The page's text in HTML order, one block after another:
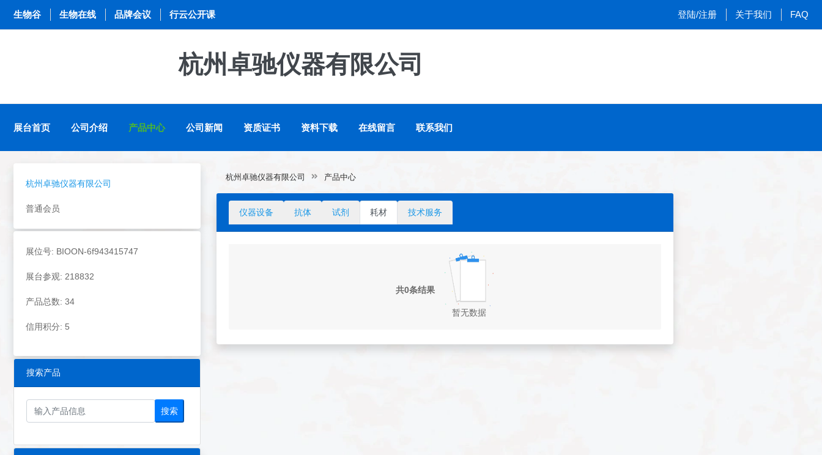
生物谷 生物在线 品牌会议 行云公开课 登陆/注册 关于我们 FAQ
杭州卓驰仪器有限公司
展台首页 公司介绍 产品中心 公司新闻 资质证书 资料下载 在线留言 联系我们
杭州卓驰仪器有限公司
普通会员
展位号: BIOON-6f943415747
展台参观: 218832
产品总数: 34
信用积分: 5
搜索产品
搜索
杭州卓驰仪器有限公司 产品中心
仪器设备 抗体 试剂 耗材 技术服务
共0条结果
暂无数据